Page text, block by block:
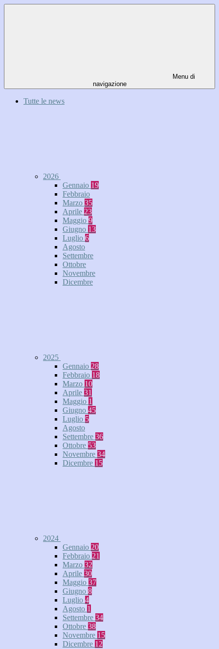
Menu di
navigazione
Tutte le news
2026
Gennaio 19
Febbraio
Marzo 35
Aprile 23
Maggio 9
Giugno 13
Luglio 6
Agosto
Settembre
Ottobre
Novembre
Dicembre
2025
Gennaio 28
Febbraio 18
Marzo 10
Aprile 31
Maggio 1
Giugno 45
Luglio 5
Agosto
Settembre 36
Ottobre 53
Novembre 34
Dicembre 15
2024
Gennaio 20
Febbraio 21
Marzo 32
Aprile 30
Maggio 37
Giugno 8
Luglio 4
Agosto 1
Settembre 34
Ottobre 38
Novembre 15
Dicembre 12